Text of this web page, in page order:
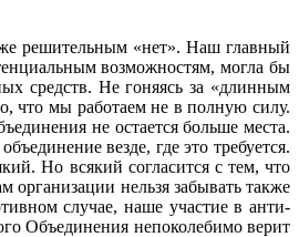
решительным «нет». Наш главный
возможностям, могла бы
средств. Не гоняясь за «длинным
что мы работаем не в полную си­лу.
не остается больше места.
везде, где это требуется.
Но всякий согласится с тем, что
ор­ганизации нельзя забывать также
случае, наше участие в анти­
Объединения непоколебимо верит